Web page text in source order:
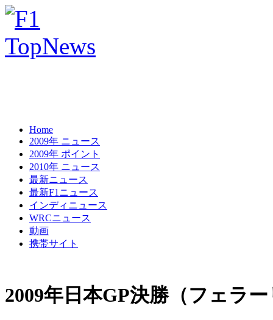
Home
2009年 ニュース
2009年 ポイント
2010年 ニュース
最新ニュース
最新F1ニュース
インディニュース
WRCニュース
動画
携帯サイト
2009年日本GP決勝（フェラ